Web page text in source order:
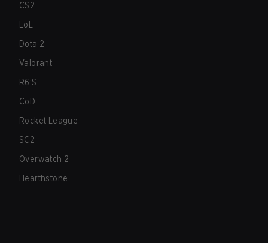
CS2
LoL
Dota 2
Valorant
R6:S
CoD
Rocket League
SC2
Overwatch 2
Hearthstone